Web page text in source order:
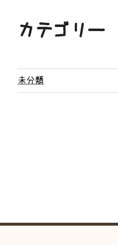
カテゴリー
未分類